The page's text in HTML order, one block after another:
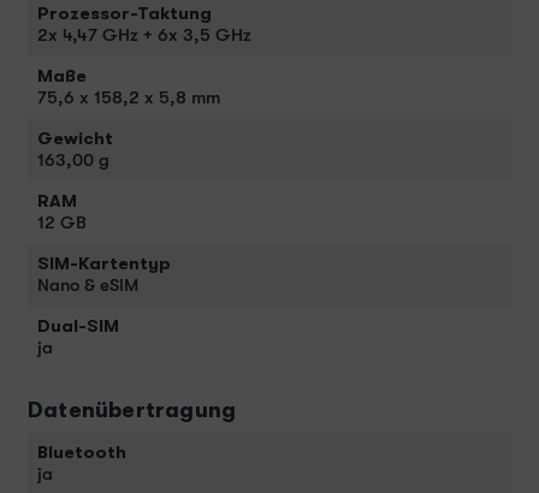
Prozessor-Taktung
2x 4,47 GHz + 6x 3,5 GHz
Maße
75,6 x 158,2 x 5,8 mm
Gewicht
163,00 g
RAM
12 GB
SIM-Kartentyp
Nano & eSIM
Dual-SIM
ja
Datenübertragung
Bluetooth
ja